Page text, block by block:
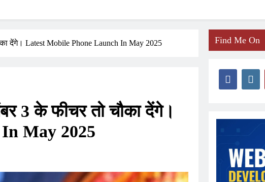
देंगे। Latest Mobile Phone Launch In May 2025
3 के फीचर तो चौका देंगे।
May 2025
Find Me On